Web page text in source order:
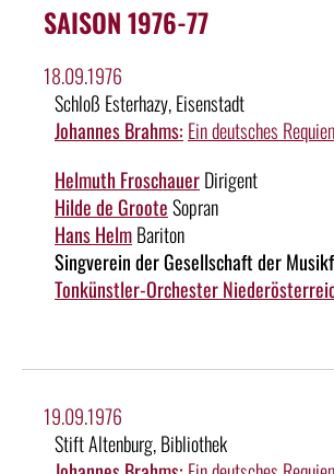
SAISON 1976-77
18.09.1976
Schloß Esterhazy, Eisenstadt
Johannes Brahms: Ein deutsches
Helmuth FroschauerDirigent
Hilde de GrooteSopran
Hans HelmBariton
Singverein der Gesellschaft der
Tonkünstler-Orchester
19.09.1976
Stift Altenburg, Bibliothek